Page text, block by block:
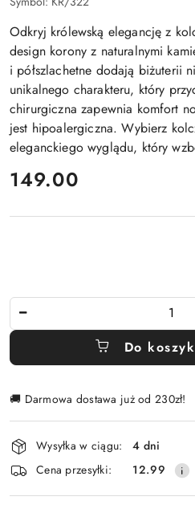
Odkryj królewską elegancję z
design korony z naturalnymi
i półszlachetne dodają biżuterii
unikalnego charakteru, który
chirurgiczna zapewnia komfort
jest hipoalergiczna. Wybierz
eleganckiego wyglądu, który
cena:
149.00
Do
🚚 Darmowa dostawa już od 230zł!
Dostępność
i
dostawa
Wysyłka w ciągu:
4 dni
Cena przesyłki:
12.99